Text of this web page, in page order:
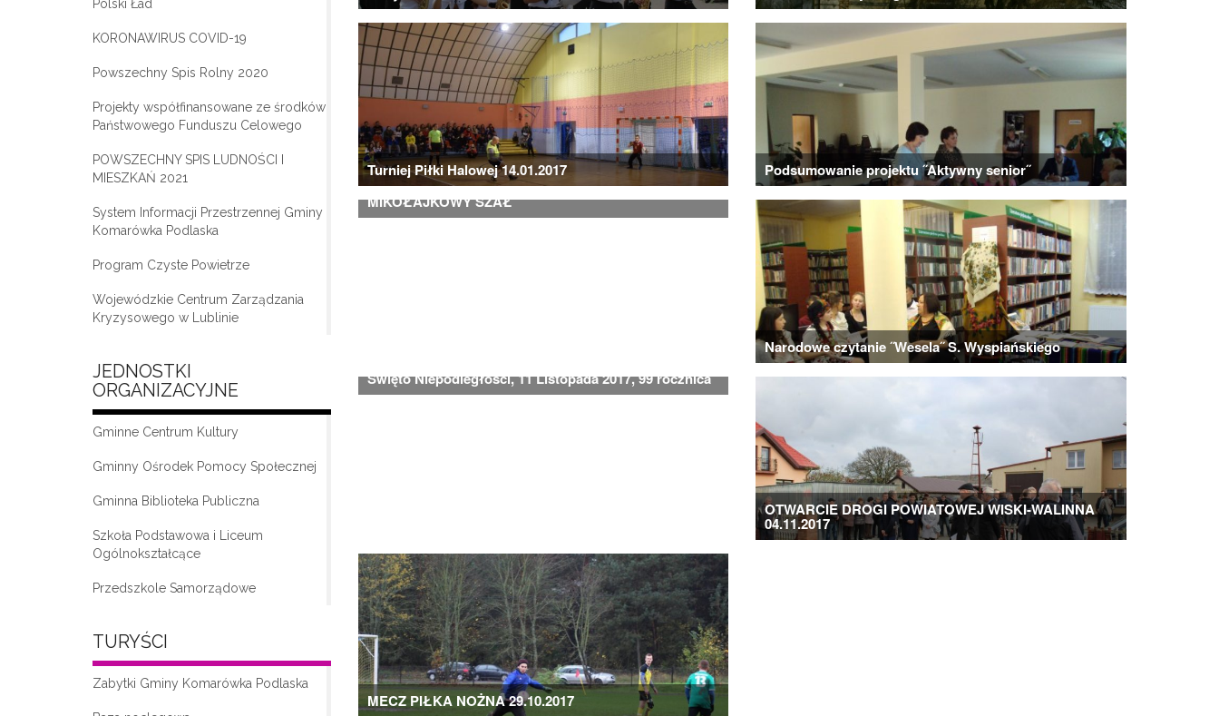
Polski Ład
KORONAWIRUS COVID-19
Powszechny Spis Rolny 2020
Projekty współfinansowane ze środków
Państwowego Funduszu Celowego
POWSZECHNY SPIS LUDNOŚCI I
MIESZKAŃ 2021
System Informacji Przestrzennej Gminy
Komarówka Podlaska
Program Czyste Powietrze
Wojewódzkie Centrum Zarządzania
Kryzysowego w Lublinie
JEDNOSTKI
ORGANIZACYJNE
Gminne Centrum Kultury
Gminny Ośrodek Pomocy Społecznej
„Moda na seniora – klub seniora w
Gminna Biblioteka Publiczna
Szkoła Podstawowa i Liceum
Ogólnokształcące
Przedszkole Samorządowe
TURYŚCI
Zabytki Gminy Komarówka Podlaska
Turniej Piłki Halowej 14.01.2017
Podsumowanie projektu ˝Aktywny senior˝
MIKOŁAJKOWY SZAŁ
Narodowe czytanie ˝Wesela˝ S. Wyspiańskiego
Święto Niepodległości, 11 Listopada 2017, 99 rocznica
OTWARCIE DROGI POWIATOWEJ WISKI-WALINNA
04.11.2017
MECZ PIŁKA NOŻNA 29.10.2017